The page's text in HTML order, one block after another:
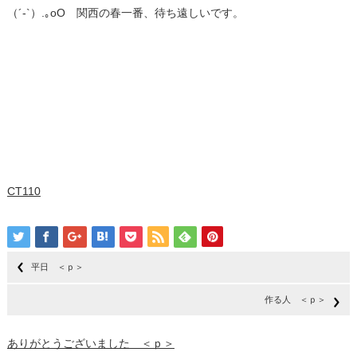
（´-`）.｡oO 関西の春一番、待ち遠しいです。
CT110
平日 ＜ｐ＞
作る人 ＜ｐ＞
ありがとうございました ＜ｐ＞